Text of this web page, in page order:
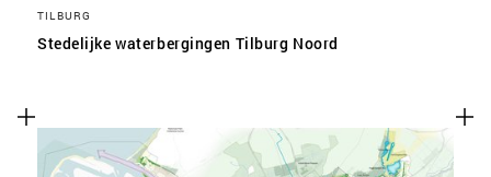
TILBURG
Stedelijke waterbergingen Tilburg Noord